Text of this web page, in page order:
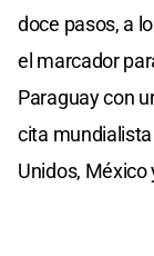
doce pasos, a
el marcador
Paraguay con
cita
Unidos, México